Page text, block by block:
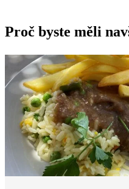
Proč byste měli